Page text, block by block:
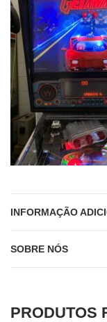
INFORMAÇÃO
SOBRE NÓS
PRODUTOS